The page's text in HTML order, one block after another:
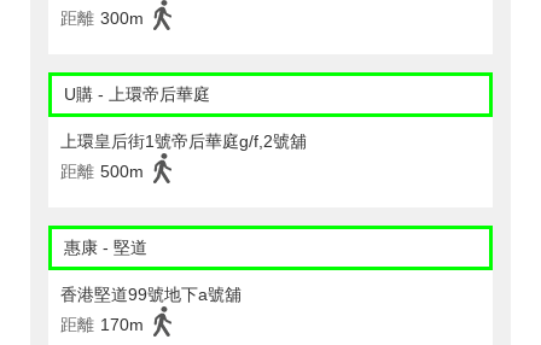
距離 300m
U購 - 上環帝后華庭
上環皇后街1號帝后華庭g/f,2號舖
距離 500m
惠康 - 堅道
香港堅道99號地下a號舖
距離 170m